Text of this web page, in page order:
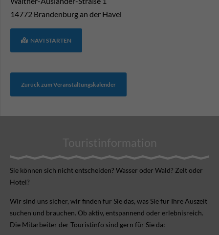
14772 Brandenburg an der Havel
NAVI STARTEN
Zurück zum Veranstaltungskalender
Touristinformation
Sie können sich nicht ent­scheiden? Wasser oder Wald? Zelt oder
Hotel?
Wir sind uns sicher, wir finden für Sie das, was Sie für Ihre Aus­zeit
suchen und brauchen. Ob aktiv, ent­spannend oder erlebnis­reich.
Die Mitarbeiter der Touristinfo sind gern für Sie da: